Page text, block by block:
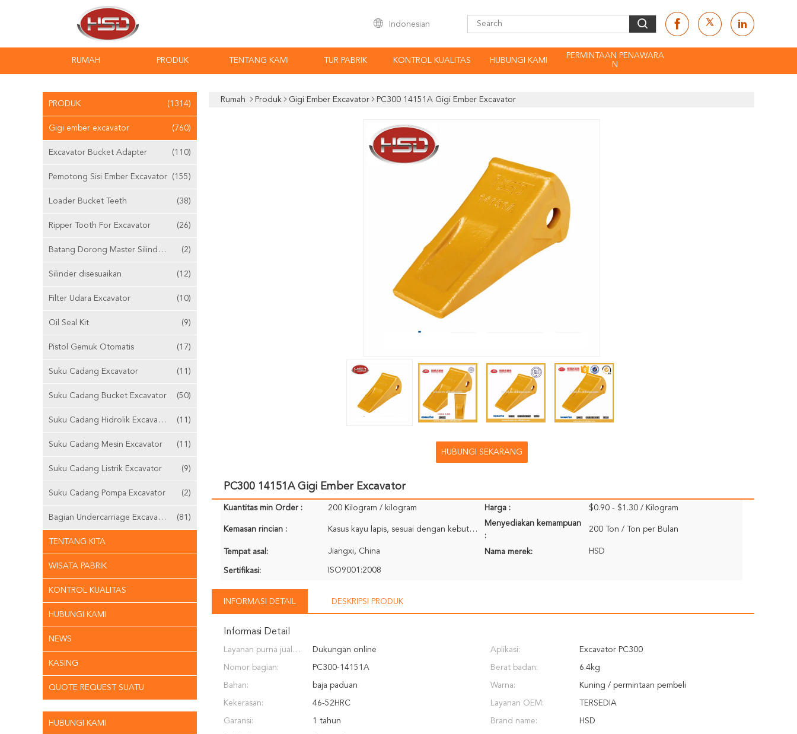
Indonesian
RUMAH PRODUK TENTANG KAMI TUR PABRIK KONTROL KUALITAS HUBUNGI KAMI
PERMINTAAN PENAWARA
N
PRODUK (1314)
Gigi ember excavator (760)
Excavator Bucket Adapter (110)
Pemotong Sisi Ember Excavator (155)
Loader Bucket Teeth (38)
Ripper Tooth For Excavator (26)
Batang Dorong Master Silinder Yang Dapat Disesuaikan (2)
Silinder disesuaikan (12)
Filter Udara Excavator (10)
Oil Seal Kit (9)
Pistol Gemuk Otomatis (17)
Suku Cadang Excavator (11)
Suku Cadang Bucket Excavator (50)
Suku Cadang Hidrolik Excavator (11)
Suku Cadang Mesin Excavator (11)
Suku Cadang Listrik Excavator (9)
Suku Cadang Pompa Excavator (2)
Bagian Undercarriage Excavator (81)
TENTANG KITA
WISATA PABRIK
KONTROL KUALITAS
HUBUNGI KAMI
NEWS
KASING
QUOTE REQUEST SUATU
HUBUNGI KAMI
Rumah Produk Gigi Ember Excavator PC300 14151A Gigi Ember Excavator
HUBUNGI SEKARANG
PC300 14151A Gigi Ember Excavator
Kuantitas min Order : 200 Kilogram / kilogram Harga : $0.90 - $1.30 / Kilogram
Kemasan rincian : Kasus kayu lapis, sesuai dengan kebutuhan pelanggan.
Menyediakan kemampuan
:
200 Ton / Ton per Bulan
Tempat asal: Jiangxi, China Nama merek: HSD
Sertifikasi: ISO9001:2008
INFORMASI DETAIL DESKRIPSI PRODUK
Informasi Detail
Layanan purna jual
yang disediakan:
Dukungan online Aplikasi: Excavator PC300
Nomor bagian: PC300-14151A Berat badan: 6.4kg
Bahan: baja paduan Warna: Kuning / permintaan pembeli
Kekerasan: 46-52HRC Layanan OEM: TERSEDIA
Garansi: 1 tahun Brand name: HSD